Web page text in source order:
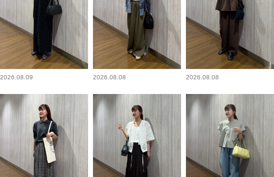
2026.08.09 2026.08.08 2026.08.08